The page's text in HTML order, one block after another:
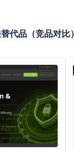
代品（竞品对比）